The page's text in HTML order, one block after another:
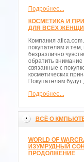
Подробнее...
КОСМЕТИКА И
ДЛЯ ВСЕХ
Компания
покупателям и тем,
безразлично
обратить
связанные с
косметических
Покупателям будут
Подробнее...
ВСЁ О
WORLD OF
ИЗУМРУДНЫЙ
ПРОДОЛЖЕНИЕ